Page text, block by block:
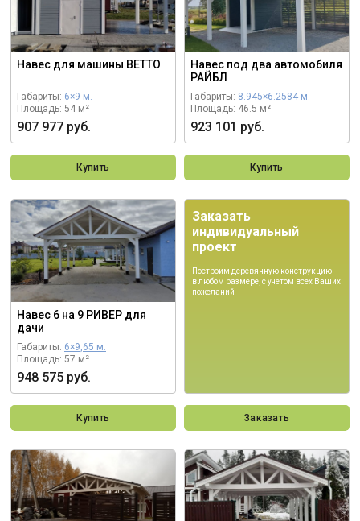
Навес для машины ВЕТТО
Габариты: 6×9 м.
Площадь: 54 м²
907 977 руб.
Купить
Навес под два автомобиля
РАЙБЛ
Габариты: 8.945×6.2584 м.
Площадь: 46.5 м²
923 101 руб.
Купить
Навес 6 на 9 РИВЕР для
дачи
Габариты: 6×9,65 м.
Площадь: 57 м²
948 575 руб.
Купить
Заказать
индивидуальный
проект
Построим деревянную конструкцию
в любом размере, с учетом всех Ваших
пожеланий
Заказать